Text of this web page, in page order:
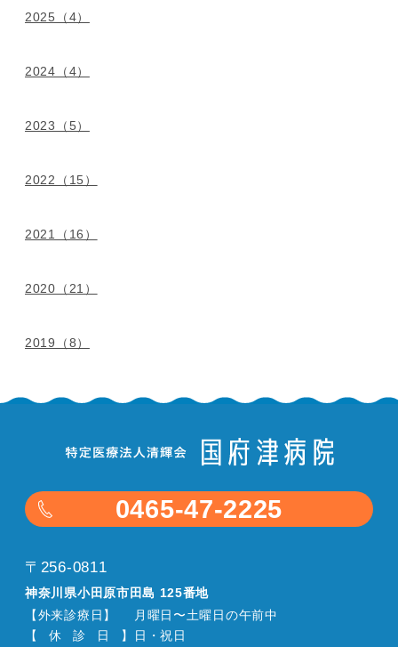
2025（4）
2024（4）
2023（5）
2022（15）
2021（16）
2020（21）
2019（8）
0465-47-2225
〒256-0811
神奈川県小田原市田島 125番地
【外来診療日】
月曜日〜土曜日の午前中
【
休 診 日 】
日・祝日